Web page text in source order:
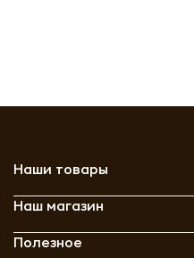
Наши товары
Наш магазин
Полезное